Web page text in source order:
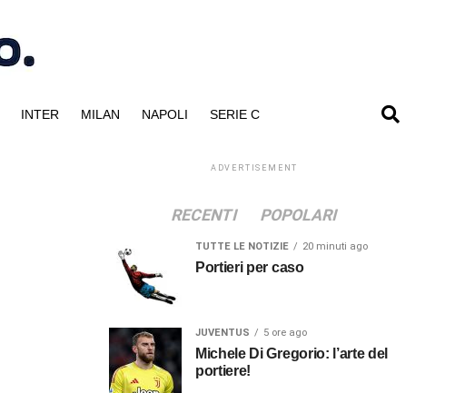
INTER MILAN NAPOLI SERIE C
ADVERTISEMENT
RECENTI POPOLARI
TUTTE LE NOTIZIE 20 minuti ago
Portieri per caso
JUVENTUS 5 ore ago
Michele Di Gregorio: l’arte del
portiere!